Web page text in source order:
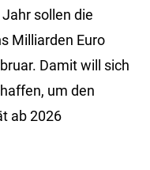
sollen die
Milliarden Euro
Damit will sich
um den
ab 2026